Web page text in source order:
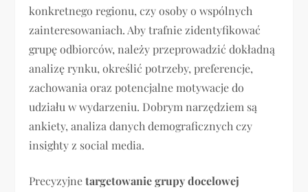
konkretnego regionu, czy osoby o wspólnych
zainteresowaniach. Aby trafnie zidentyfikować
grupę odbiorców, należy przeprowadzić dokładną
analizę rynku, określić potrzeby, preferencje,
zachowania oraz potencjalne motywacje do
udziału w wydarzeniu. Dobrym narzędziem są
ankiety, analiza danych demograficznych czy
insighty z social media.
Precyzyjnetargetowanie grupy docelowej